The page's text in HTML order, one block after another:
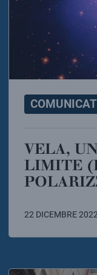
VELA, UNA PULSAR AL
LIMITE
22 DICEMBRE 2022